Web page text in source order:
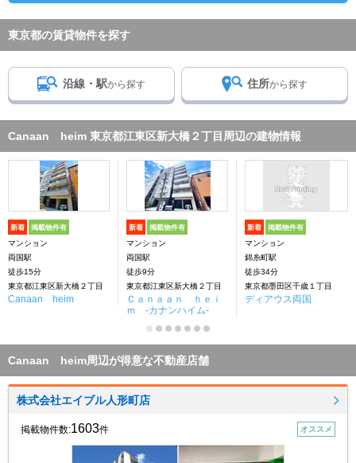
東京都の賃貸物件を探す
沿線・駅から探す 住所から探す
Canaan heim 東京都江東区新大橋２丁目周辺の建物情報
新着 掲載物件有
マンション
両国駅
徒歩15分
東京都江東区新大橋２丁目
Canaan heim
新着 掲載物件有
マンション
両国駅
徒歩9分
東京都江東区新大橋２丁目
Ｃａｎａａｎ ｈｅｉ
ｍ -カナンハイム-
新着 掲載物件有
マンション
錦糸町駅
徒歩34分
東京都墨田区千歳１丁目
ディアウス両国
Canaan heim周辺が得意な不動産店舗
株式会社エイブル人形町店
掲載物件数:1603件 オススメ